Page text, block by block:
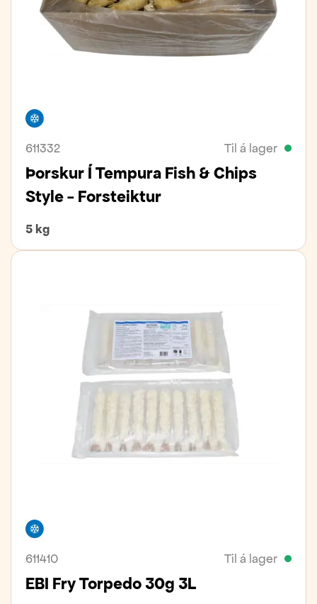
611332 Til á lager
Þorskur Í Tempura Fish & Chips
Style - Forsteiktur
5 kg
611410 Til á lager
EBI Fry Torpedo 30g 3L